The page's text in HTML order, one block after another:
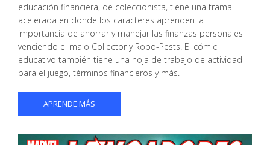
educación financiera, de coleccionista, tiene una trama
acelerada en donde los caracteres aprenden la
importancia de ahorrar y manejar las finanzas personales
venciendo el malo Collector y Robo-Pests. El cómic
educativo también tiene una hoja de trabajo de actividad
para el juego, términos financieros y más.
APRENDE MÁS